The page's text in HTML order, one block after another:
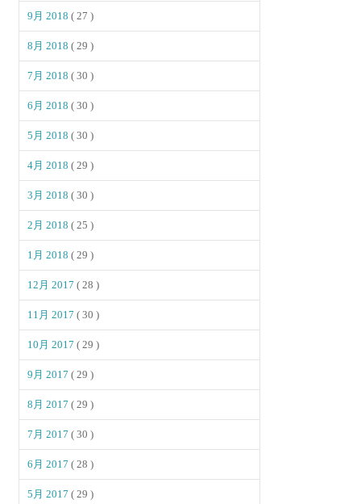
9月 2018( 27 )
8月 2018( 29 )
7月 2018( 30 )
6月 2018( 30 )
5月 2018( 30 )
4月 2018( 29 )
3月 2018( 30 )
2月 2018( 25 )
1月 2018( 29 )
12月 2017( 28 )
11月 2017( 30 )
10月 2017( 29 )
9月 2017( 29 )
8月 2017( 29 )
7月 2017( 30 )
6月 2017( 28 )
5月 2017( 29 )